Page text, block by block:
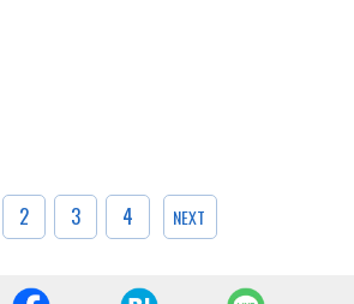
2 3 4 NEXT